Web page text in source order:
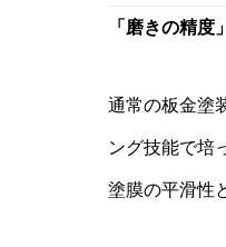
「磨きの精度
通常の板金塗
ング技能で培
塗膜の平滑性